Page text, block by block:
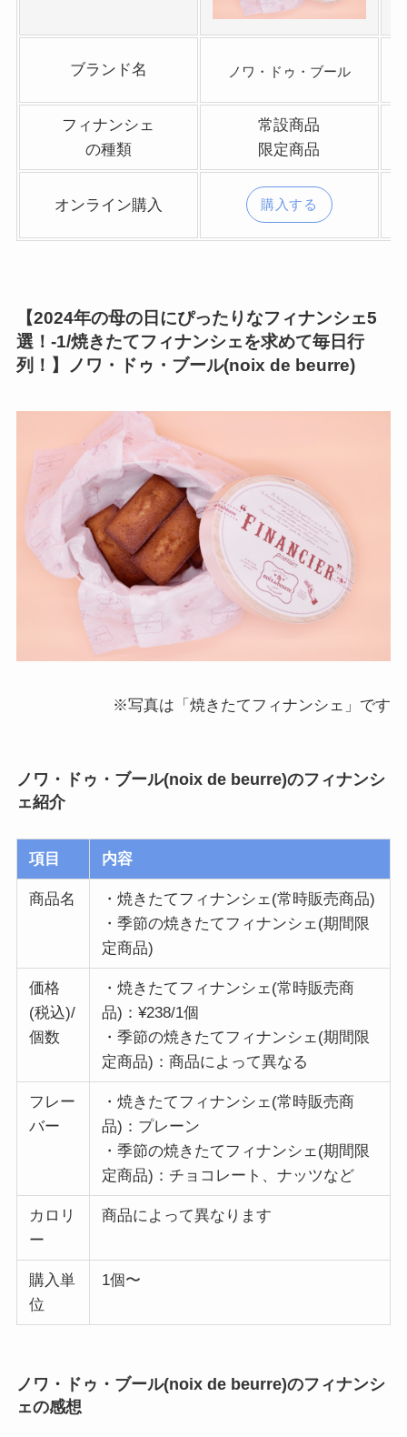
ブランド名 ノワ・ ドゥ・ ブール
フィナンシェ
の種類
常設商品
限定商品
オンライン購入 購入する
【2024年の母の日にぴったりなフィナンシェ5
選！ -1/焼きたてフィナンシェを求めて毎日行
列！】ノワ・ドゥ・ブール(noix de beurre)
※写真は「焼きたてフィナンシェ」です
ノワ・ドゥ・ブール(noix de beurre)のフィナンシ
ェ紹介
項目 内容
商品名
・焼きたてフィナンシェ(常時販売商品)
・季節の焼きたてフィナンシェ(期間限
定商品)
価格
(税込)/
個数
・焼きたてフィナンシェ(常時販売商
品)：¥238/1個
・季節の焼きたてフィナンシェ(期間限
定商品)：商品によって異なる
フレー
バー
・焼きたてフィナンシェ(常時販売商
品)：プレーン
・季節の焼きたてフィナンシェ(期間限
定商品)：チョコレート、ナッツなど
カロリ
ー
商品によって異なります
購入単
位
1個〜
ノワ・ドゥ・ブール(noix de beurre)のフィナンシ
ェの感想